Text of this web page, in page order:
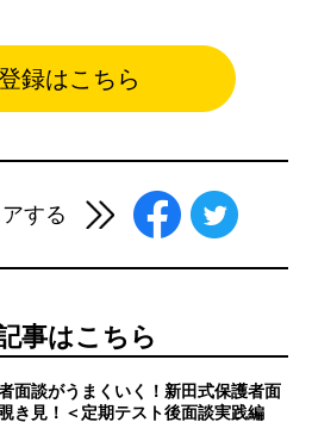
録はこちら
する
事はこちら
面談がうまくいく！新田式保護者面
き見！＜定期テスト後面談実践編